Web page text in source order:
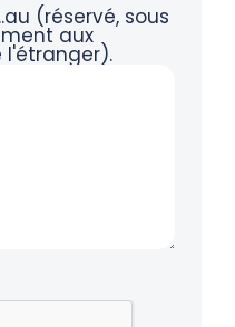
(réservé, sous
aux
l'étranger).